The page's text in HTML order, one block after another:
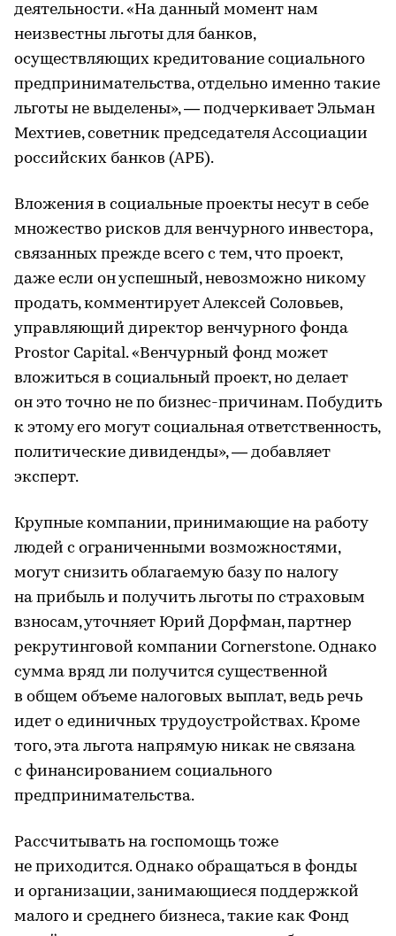
деятельности. «На данный момент нам
неизвестны льготы для банков,
осуществляющих кредитование социального
предпринимательства, отдельно именно такие
льготы не выделены», — подчеркивает Эльман
Мехтиев, советник председателя Ассоциации
российских банков (АРБ).
Вложения в социальные проекты несут в себе
множество рисков для венчурного инвестора,
связанных прежде всего с тем, что проект,
даже если он успешный, невозможно никому
продать, комментирует Алексей Соловьев,
управляющий директор венчурного фонда
Prostor Capital. «Венчурный фонд может
вложиться в социальный проект, но делает
он это точно не по бизнес-причинам. Побудить
к этому его могут социальная ответственность,
политические дивиденды», — добавляет
эксперт.
Крупные компании, принимающие на работу
людей с ограниченными возможностями,
могут снизить облагаемую базу по налогу
на прибыль и получить льготы по страховым
взносам, уточняет Юрий Дорфман, партнер
рекрутинговой компании Cornerstone. Однако
сумма вряд ли получится существенной
в общем объеме налоговых выплат, ведь речь
идет о единичных трудоустройствах. Кроме
того, эта льгота напрямую никак не связана
с финансированием социального
предпринимательства.
Рассчитывать на госпомощь тоже
не приходится. Однако обращаться в фонды
и организации, занимающиеся поддержкой
малого и среднего бизнеса, такие как Фонд